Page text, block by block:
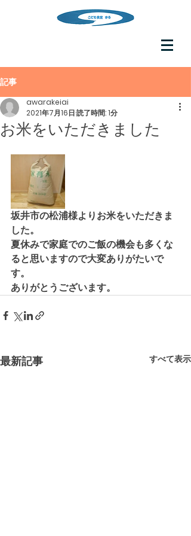
記事
お米をいただきました
awarakeiai
2021年7月16日読了時間: 1分
坂井市の松浦様よりお米をいただきま
した。
夏休みで家庭でのご飯の機会も多くな
ると思いますので大変ありがたいで
す。
ありがとうございます。
最新記事 すべて表示